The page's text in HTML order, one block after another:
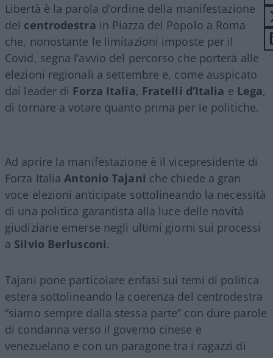
Libertà è la parola d’ordine della manifestazione
del centrodestra in Piazza del Popolo a Roma
che, nonostante le limitazioni imposte per il
Covid, segna l’avvio del percorso che porterà alle
elezioni regionali a settembre e, come auspicato
dai leader di Forza Italia, Fratelli d’Italia e Lega,
di tornare a votare quanto prima per le politiche.
Ad aprire la manifestazione è il vicepresidente di
Forza ItaliaAntonio Tajani che chiede a gran
voce elezioni anticipate sottolineando la necessità
di una politica garantista alla luce delle novità
giudiziarie emerse negli ultimi giorni sui processi
a Silvio Berlusconi.
Tajani pone particolare enfasi sui temi di politica
estera sottolineando la coerenza del centrodestra
“siamo sempre dalla stessa parte” con dure parole
di condanna verso il governo cinese e
venezuelano e con un paragone tra i ragazzi di